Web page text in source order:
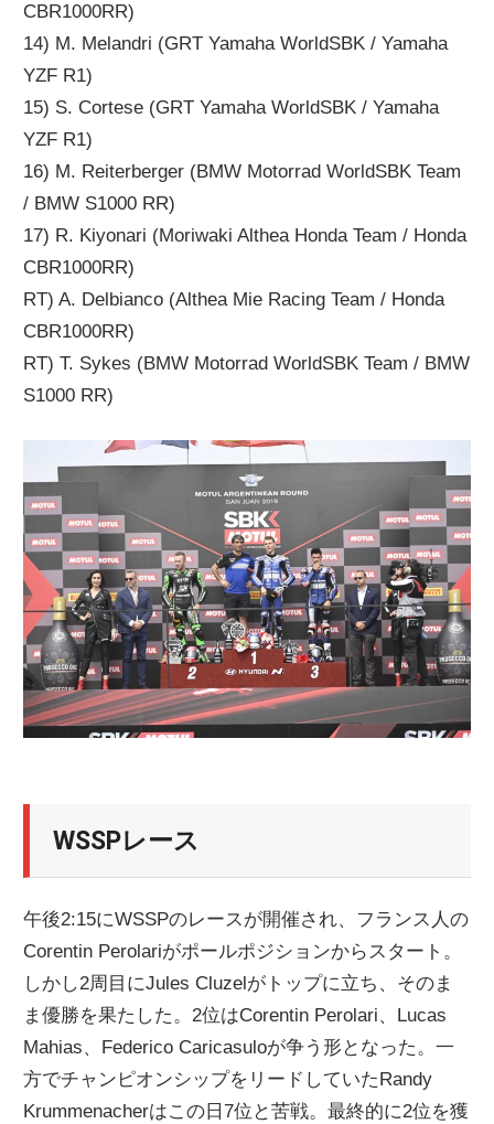
CBR1000RR)
14) M. Melandri (GRT Yamaha WorldSBK / Yamaha
YZF R1)
15) S. Cortese (GRT Yamaha WorldSBK / Yamaha
YZF R1)
16) M. Reiterberger (BMW Motorrad WorldSBK Team
/ BMW S1000 RR)
17) R. Kiyonari (Moriwaki Althea Honda Team / Honda
CBR1000RR)
RT) A. Delbianco (Althea Mie Racing Team / Honda
CBR1000RR)
RT) T. Sykes (BMW Motorrad WorldSBK Team / BMW
S1000 RR)
WSSPレース
午後2:15にWSSPのレースが開催され、フランス人の
Corentin Perolariがポールポジションからスタート。
しかし2周目にJules Cluzelがトップに立ち、そのま
ま優勝を果たした。2位はCorentin Perolari、Lucas
Mahias、Federico Caricasuloが争う形となった。一
方でチャンピオンシップをリードしていたRandy
Krummenacherはこの日7位と苦戦。最終的に2位を獲